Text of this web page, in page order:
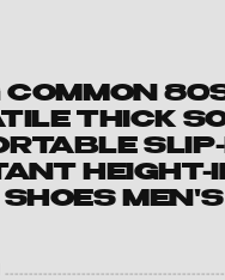
COMMON
THICK
HEIGHT-